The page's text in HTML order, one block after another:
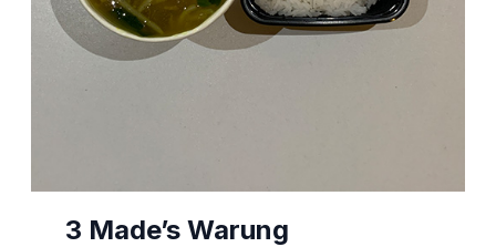
3 Made’s Warung